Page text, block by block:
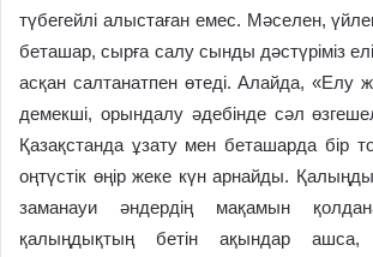
түбегейлі алыстаған емес. Мәселен,
беташар, сырға салу сынды дәстүріміз
асқан салтанатпен өтеді. Алайда, «Елу
демекші, орындалу әдебінде сәл
Қазақстанда ұзату мен беташарда бір
оңтүстік өңір жеке күн арнайды.
заманауи әндердің мақамын
қалыңдықтың бетін ақындар ашса,